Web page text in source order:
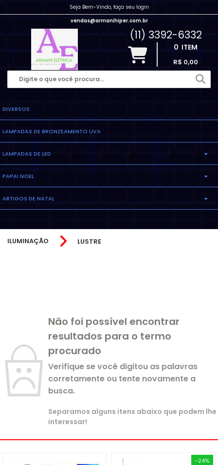
Seja Bem-Vindo, faça seu login
vendas@armanihiper.com.br
(11) 3392-6332
0 ITEM
R$ 0,00
DIVERSOS
LAMPADAS DE BRONZEAMENTO UVA
LAMPADAS DE LED
LAMPADA ELETRONICA
LAMPADA MILHO
MR16
TUBO DE LED
PAPAI NOEL
PAPAI NOEL
INFLAVEL
ARTIGOS DE NATAL
RENAS DE LED
ILUMINAÇÃO LUSTRE
Não foi possível encontrar
resultados para o termo
procurado
Verifique se você digitou as palavras
corretamente ou tente novamente a
busca.
Separamos alguns itens abaixo que podem lhe
interessar!
-24%